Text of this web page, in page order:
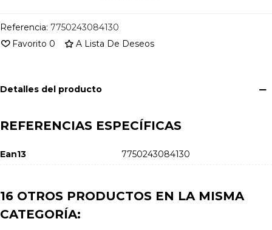
Referencia: 7750243084130
Favorito 0 A Lista De Deseos
Detalles del producto
REFERENCIAS ESPECÍFICAS
Ean13 7750243084130
16 OTROS PRODUCTOS EN LA MISMA
CATEGORÍA: